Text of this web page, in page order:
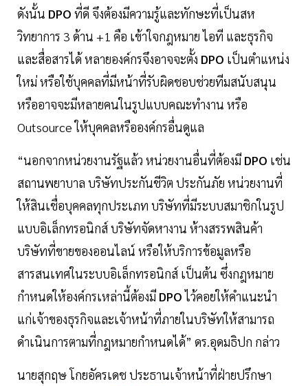
ดังนั้น DPO ที่ดี จึงต้องมีความรู้และทักษะที่เป็นสห
วิทยาการ 3 ด้าน +1 คือ เข้าใจกฎหมาย ไอที และธุรกิจ
และสื่อสารได้ หลายองค์กรจึงอาจจะตั้ง DPO เป็นตำแหน่ง
ใหม่ หรือใช้บุคคลที่มีหน้าที่รับผิดชอบช่วยทีมสนับสนุน
หรืออาจจะมีหลายคนในรูปแบบคณะทำงาน หรือ
Outsource ให้บุคคลหรือองค์กรอื่นดูแล
“นอกจากหน่วยงานรัฐแล้ว หน่วยงานอื่นที่ต้องมี DPO เช่น
สถานพยาบาล บริษัทประกันชีวิต ประกันภัย หน่วยงานที่
ให้สินเชื่อบุคคลทุกประเภท บริษัทที่มีระบบสมาชิกในรูป
แบบอิเล็กทรอนิกส์ บริษัทจัดหางาน ห้างสรรพสินค้า
บริษัทที่ขายของออนไลน์ หรือให้บริการข้อมูลหรือ
สารสนเทศในระบบอิเล็กทรอนิกส์ เป็นต้น ซึ่งกฎหมาย
กำหนดให้องค์กรเหล่านี้ต้องมี DPOไว้คอยให้คำแนะนำ
แก่เจ้าของธุรกิจและเจ้าหน้าที่ภายในบริษัทให้สามารถ
ดำเนินการตามที่กฎหมายกำหนดได้” ดร.อุดมธิปก กล่าว
นายสุกฤษ โกยอัครเดช ประธานเจ้าหน้าที่ฝ่ายปรึกษา